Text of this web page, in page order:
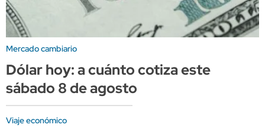
Mercado cambiario
Dólar hoy: a cuánto cotiza este
sábado 8 de agosto
Viaje económico